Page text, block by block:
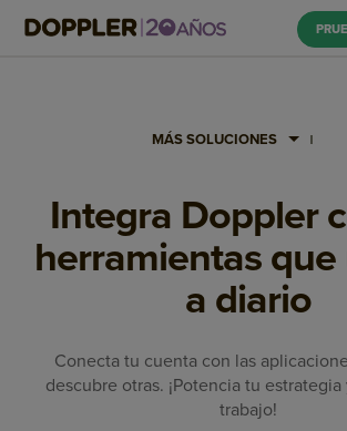
MÁS SOLUCIONES
Integra Doppler
herramientas que
a diario
Conecta tu cuenta con las
descubre otras. ¡Potencia tu
trabajo!